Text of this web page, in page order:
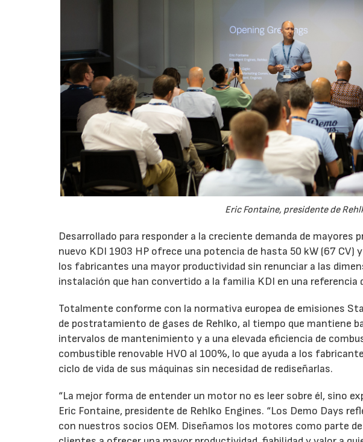
Eric Fontaine, presidente de
Desarrollado para responder a la creciente demanda de mayores
nuevo KDI 1903 HP ofrece una potencia de hasta 50 kW (67 CV)
los fabricantes una mayor productividad sin renunciar a las
instalación que han convertido a la familia KDI en una referencia
Totalmente conforme con la normativa europea de emisiones
de postratamiento de gases de Rehlko, al tiempo que mantiene
intervalos de mantenimiento y a una elevada eficiencia de
combustible renovable HVO al 100%, lo que ayuda a los
ciclo de vida de sus máquinas sin necesidad de rediseñarlas.
“La mejor forma de entender un motor no es leer sobre él, sino
Eric Fontaine, presidente de Rehlko Engines. “Los Demo Days
con nuestros socios OEM. Diseñamos los motores como parte